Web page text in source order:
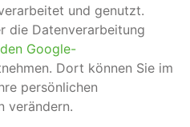
und genutzt.
die Datenverarbeitung
den Google-
Dort können Sie im
persönlichen
verändern.